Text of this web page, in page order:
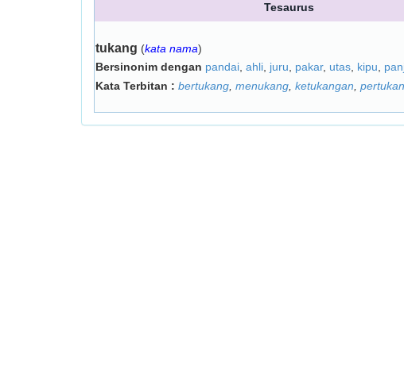
Tesaurus
tukang (kata nama)
Bersinonim dengan pandai ahli juru pakar, utas kipu
Kata Terbitan : bertukang menukang ketukangan